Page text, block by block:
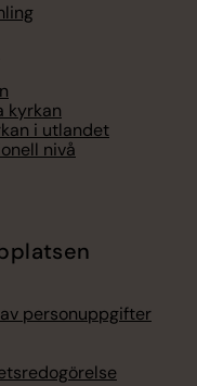
kyrkan
i utlandet
nivå
personuppgifter